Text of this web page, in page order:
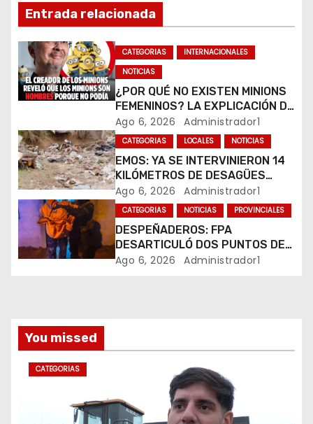
n
d
e
e
n
t
r
a
d
Entrada relacionada
CATEGORIAS
INTERNACIONALES
NOTICIAS
¿POR QUÉ NO EXISTEN MINIONS
FEMENINOS? LA EXPLICACIÓN DE
SU CREADOR QUE VOLVIÓ A
VIRALIZARSE
Ago 6, 2026 Administrador1
CATEGORIAS LOCALES NOTICIAS
EMOS: YA SE INTERVINIERON 14
KILÓMETROS DE DESAGÜES
PLUVIALES
Ago 6, 2026 Administrador1
CATEGORIAS NOTICIAS PROVINCIALES
DESPEÑADEROS: FPA
DESARTICULÓ DOS PUNTOS DE
VENTA DE DROGAS. TRES
Ago 6, 2026 Administrador1
You missed
CATEGORIAS